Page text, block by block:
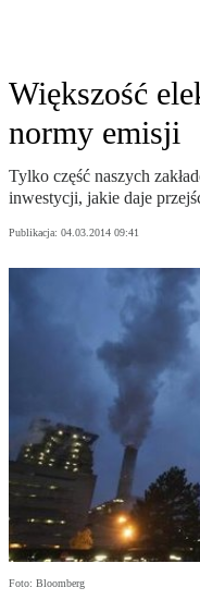
Większość
normy emisji
Tylko część naszych
inwestycji, jakie daje
Publikacja: 04.03.2014 09:41
Foto: Bloomberg